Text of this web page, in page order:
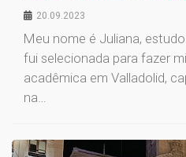
20.09.2023
Meu nome é Juliana,
fui selecionada para fazer
acadêmica em Valladolid,
na…